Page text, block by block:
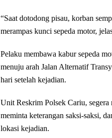
“Saat dotodong pisau, korban
merampas kunci sepeda motor,
Pelaku membawa kabur sepeda
menuju arah Jalan Alternatif
hari setelah kejadian.
Unit Reskrim Polsek Cariu,
meminta keterangan saksi-saksi,
lokasi kejadian.